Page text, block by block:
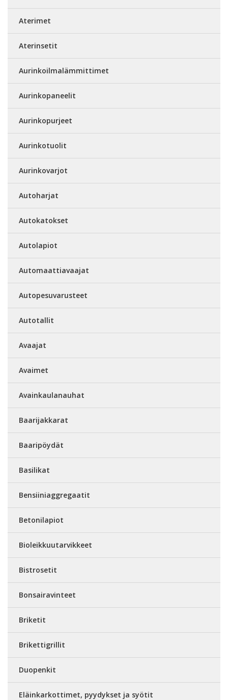
Aterimet
Aterinsetit
Aurinkoilmalämmittimet
Aurinkopaneelit
Aurinkopurjeet
Aurinkotuolit
Aurinkovarjot
Autoharjat
Autokatokset
Autolapiot
Automaattiavaajat
Autopesuvarusteet
Autotallit
Avaajat
Avaimet
Avainkaulanauhat
Baarijakkarat
Baaripöydät
Basilikat
Bensiiniaggregaatit
Betonilapiot
Bioleikkuutarvikkeet
Bistrosetit
Bonsairavinteet
Briketit
Brikettigrillit
Duopenkit
Eläinkarkottimet, pyydykset ja syötit